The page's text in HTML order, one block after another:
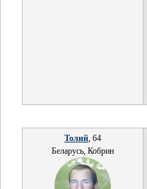
Толий, 64
Беларусь, Кобрин